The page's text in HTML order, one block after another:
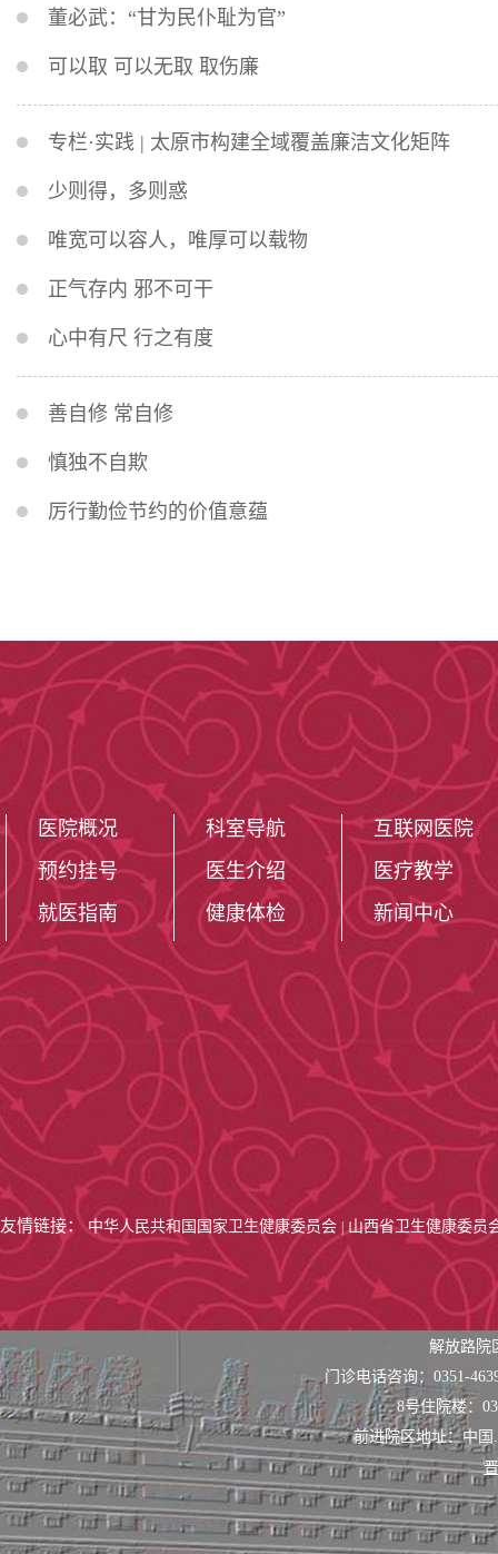
董必武：“甘为民仆耻为官”
可以取 可以无取 取伤廉
专栏·实践 | 太原市构建全域覆盖廉洁文化矩阵
少则得，多则惑
唯宽可以容人，唯厚可以载物
正气存内 邪不可干
心中有尺 行之有度
善自修 常自修
慎独不自欺
厉行勤俭节约的价值意蕴
医院概况
预约挂号
就医指南
科室导航
医生介绍
健康体检
互联网医院
医疗教学
新闻中心
友情链接：中华人民共和国国家卫生健康委员会 山西省卫生健康委员
解放路
门诊电话咨询：0351-
8号住院楼：
前进院区地址：中